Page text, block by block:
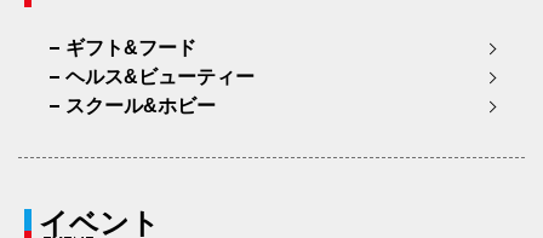
ギフト&フード
ヘルス&ビューティー
スクール&ホビー
イベント